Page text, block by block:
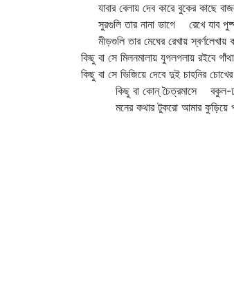
যাবার বেলায় দেব কারে বুকের কাছে
সুরগুলি তার নানা ভাগে রেখে যাব
মীড়গুলি তার মেঘের রেখায় স্বর্ণলেখায়
কিছু বা সে মিলনমালায় যুগলগলায় রইবে
কিছু বা সে ভিজিয়ে দেবে দুই চাহনির
কিছু বা কোন্‌ চৈত্রমাসে বকুল-
মনের কথার টুকরো আমার কুড়িয়ে